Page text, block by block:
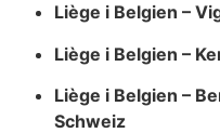
Liège i Belgien –
Liège i Belgien –
Liège i Belgien –
Schweiz